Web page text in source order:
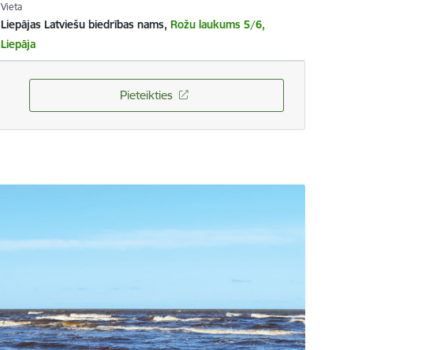
Vieta
Liepājas Latviešu biedrības nams, Rožu laukums 5/6,
Liepāja
Pieteikties